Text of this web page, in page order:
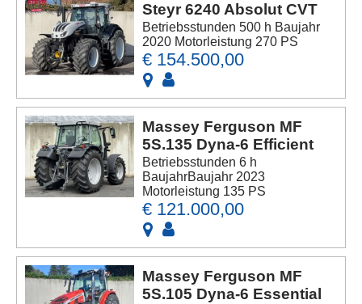
Steyr 6240 Absolut CVT
Betriebsstunden 500 h Baujahr
2020 Motorleistung 270 PS
€ 154.500,00
Massey Ferguson MF
5S.135 Dyna-6 Efficient
Betriebsstunden 6 h
BaujahrBaujahr 2023
Motorleistung 135 PS
€ 121.000,00
Massey Ferguson MF
5S.105 Dyna-6 Essential